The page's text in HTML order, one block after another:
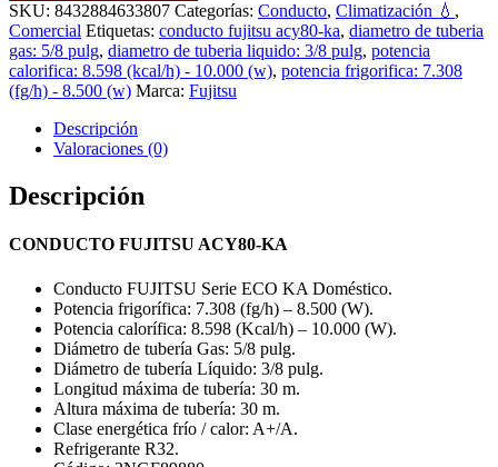
SKU: 8432884633807 Categorías: Conducto, Climatización 💧 ,
Comercial Etiquetas: conducto fujitsu acy80-ka, diametro de tuberia
gas: 5/8 pulg, diametro de tuberia liquido: 3/8 pulg, potencia
calorifica: 8.598 (kcal/h) - 10.000 (w), potencia frigorifica: 7.308
(fg/h) - 8.500 (w) Marca: Fujitsu
Descripción
Valoraciones (0)
Descripción
CONDUCTO FUJITSU ACY80-KA
Conducto FUJITSU Serie ECO KA Doméstico.
Potencia frigorífica: 7.308 (fg/h) – 8.500 (W).
Potencia calorífica: 8.598 (Kcal/h) – 10.000 (W).
Diámetro de tubería Gas: 5/8 pulg.
Diámetro de tubería Líquido: 3/8 pulg.
Longitud máxima de tubería: 30 m.
Altura máxima de tubería: 30 m.
Clase energética frío / calor: A+/A.
Refrigerante R32.